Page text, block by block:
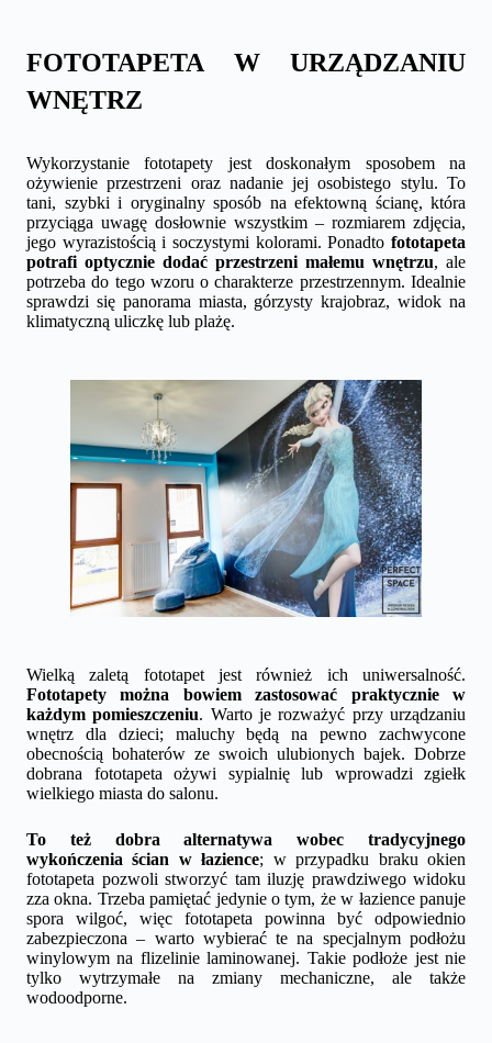
FOTOTAPETA W URZĄDZANIU
WNĘTRZ
Wykorzystanie fototapety jest doskonałym sposobem na
ożywienie przestrzeni oraz nadanie jej osobistego stylu. To
tani, szybki i oryginalny sposób na efektowną ścianę, która
przyciąga uwagę dosłownie wszystkim – rozmiarem zdjęcia,
jego wyrazistością i soczystymi kolorami. Ponadto fototapeta
potrafi optycznie dodać przestrzeni małemu wnętrzu, ale
potrzeba do tego wzoru o charakterze przestrzennym. Idealnie
sprawdzi się panorama miasta, górzysty krajobraz, widok na
klimatyczną uliczkę lub plażę.
Wielką zaletą fototapet jest również ich uniwersalność.
Fototapety można bowiem zastosować praktycznie w
każdym pomieszczeniu. Warto je rozważyć przy urządzaniu
wnętrz dla dzieci; maluchy będą na pewno zachwycone
obecnością bohaterów ze swoich ulubionych bajek. Dobrze
dobrana fototapeta ożywi sypialnię lub wprowadzi zgiełk
wielkiego miasta do salonu.
To też dobra alternatywa wobec tradycyjnego
wykończenia ścian w łazience; w przypadku braku okien
fototapeta pozwoli stworzyć tam iluzję prawdziwego widoku
zza okna. Trzeba pamiętać jedynie o tym, że w łazience panuje
spora wilgoć, więc fototapeta powinna być odpowiednio
zabezpieczona – warto wybierać te na specjalnym podłożu
winylowym na flizelinie laminowanej. Takie podłoże jest nie
tylko wytrzymałe na zmiany mechaniczne, ale także
wodoodporne.